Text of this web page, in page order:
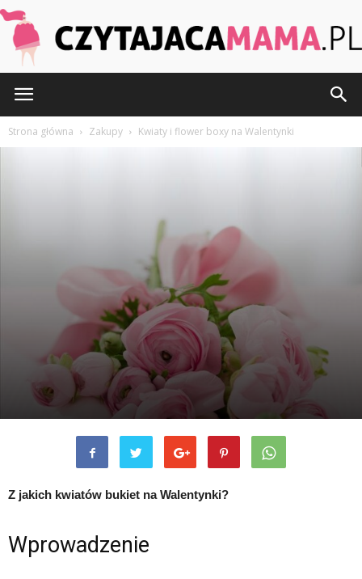
Strona główna Zakupy Kwiaty i flower boxy na Walentynki
Przez Redakcja - 1 czerwca 2025 246 0
Z jakich kwiatów bukiet na Walentynki?
Wprowadzenie